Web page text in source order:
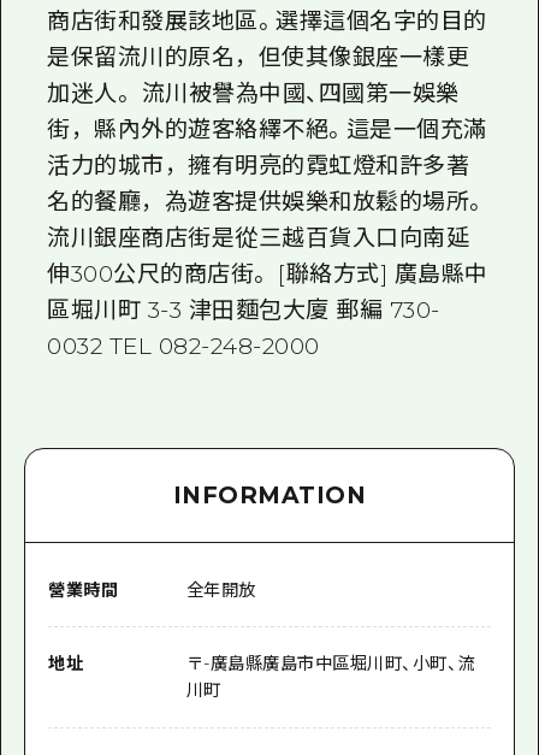
商店街和發展該地區。選擇這個名字的目的
是保留流川的原名，但使其像銀座一樣更
加迷人。 流川被譽為中國、四國第一娛樂
街，縣內外的遊客絡繹不絕。這是一個充滿
活力的城市，擁有明亮的霓虹燈和許多著
名的餐廳，為遊客提供娛樂和放鬆的場所。
流川銀座商店街是從三越百貨入口向南延
伸300公尺的商店街。 [聯絡方式] 廣島縣中
區堀川町 3-3 津田麵包大廈 郵編 730-
0032 TEL 082-248-2000
INFORMATION
營業時間 全年開放
地址 〒-廣島縣廣島市中區堀川町、小町、流
川町